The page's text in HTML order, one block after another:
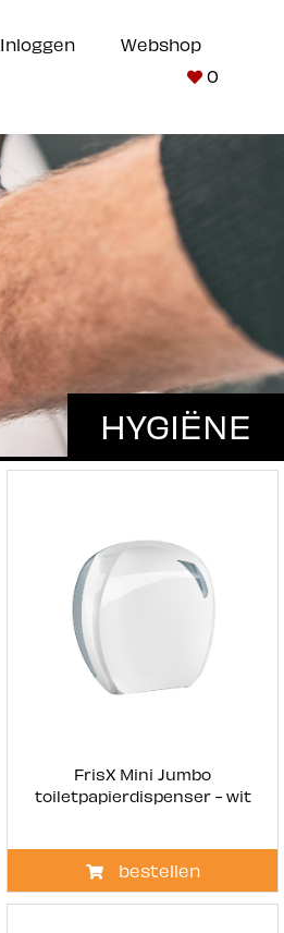
Inloggen
Webshop
0
HYGIËNE
FrisX Mini Jumbo
toiletpapierdispenser - wit
bestellen